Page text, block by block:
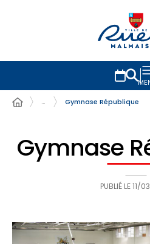
…
Gymnase République
Gymnase
PUBLIÉ LE11/